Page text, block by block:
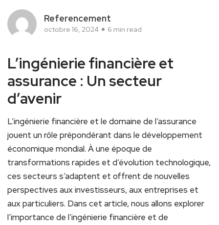
Referencement
octobre 16, 2024 6 min read
L’ingénierie financière et
assurance : ‌Un secteur ​
d’avenir
L’ingénierie financière et le domaine de l’assurance
jouent un rôle prépondérant dans le‌ développement
économique mondial. ‌À une ‌époque de
transformations rapides et d’évolution technologique,
ces secteurs s’adaptent et⁣ offrent ⁣de nouvelles
perspectives⁣ aux investisseurs, ‌aux entreprises et
aux particuliers. Dans‌ cet article, nous allons explorer
l’importance de l’ingénierie financière ⁢et‌ de​